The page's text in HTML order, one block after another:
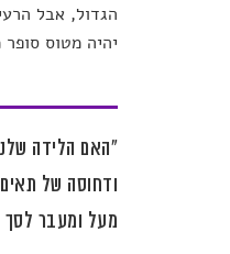
הגדול, אבל
יהיה מטוס
"האם הלידה
ודחוסה של תאים
מעל ומעבר לסך